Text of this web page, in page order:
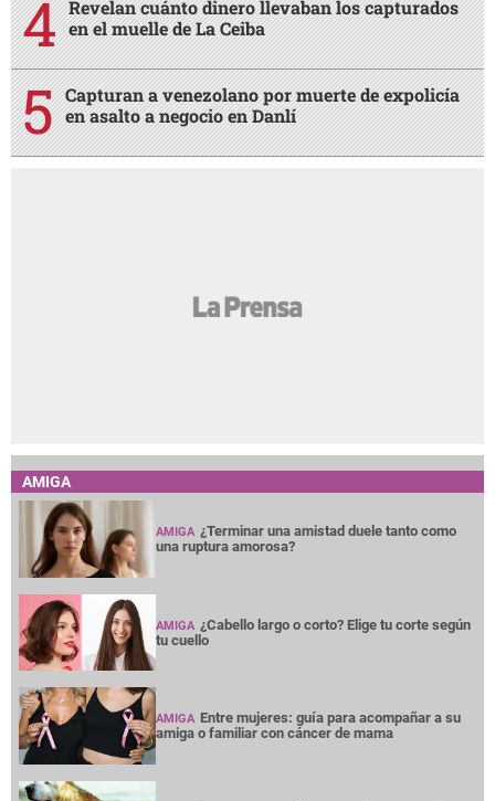
Revelan cuánto dinero llevaban los capturados
en el muelle de La Ceiba
Capturan a venezolano por muerte de expolicía
en asalto a negocio en Danlí
AMIGA
AMIGA ¿Terminar una amistad duele tanto como
una ruptura amorosa?
AMIGA ¿Cabello largo o corto? Elige tu corte según
tu cuello
AMIGA Entre mujeres: guía para acompañar a su
amiga o familiar con cáncer de mama